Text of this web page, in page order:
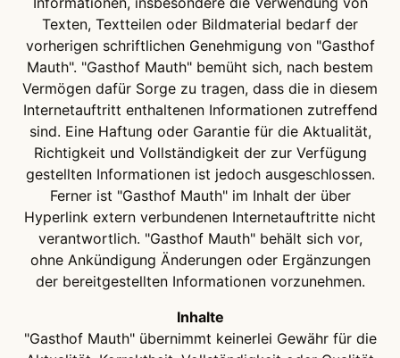
Texten, Textteilen oder Bildmaterial bedarf der
vorherigen schriftlichen Genehmigung von "Gasthof
Mauth". "Gasthof Mauth" bemüht sich, nach bestem
Vermögen dafür Sorge zu tragen, dass die in diesem
Internetauftritt enthaltenen Informationen zutreffend
sind. Eine Haftung oder Garantie für die Aktualität,
Richtigkeit und Vollständigkeit der zur Verfügung
gestellten Informationen ist jedoch ausgeschlossen.
Ferner ist "Gasthof Mauth" im Inhalt der über
Hyperlink extern verbundenen Internetauftritte nicht
verantwortlich. "Gasthof Mauth" behält sich vor,
ohne Ankündigung Änderungen oder Ergänzungen
der bereitgestellten Informationen vorzunehmen.
Inhalte
"Gasthof Mauth" übernimmt keinerlei Gewähr für die